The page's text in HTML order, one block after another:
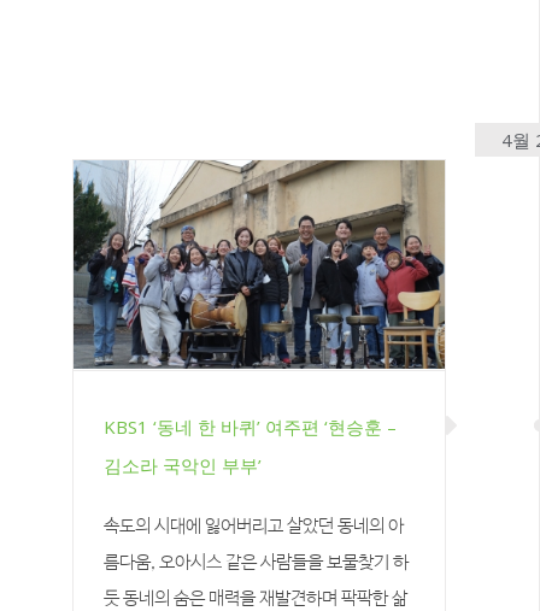
4월
KBS1 ‘동네 한 바퀴’ 여주편 ‘현승
훈 – 김소라 국악인 부부’
KBS1 ‘동네 한 바퀴’ 여주편 ‘현승훈 –
김소라 국악인 부부’
속도의 시대에 잃어버리고 살았던 동네의 아
름다움, 오아시스 같은 사람들을 보물찾기 하
듯 동네의 숨은 매력을 재발견하며 팍팍한 삶